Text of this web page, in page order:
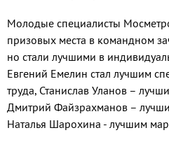
Молодые специалисты
призовых места в командном
но стали лучшими в
Евгений Емелин стал лучшим
труда, Станислав Уланов –
Дмитрий Файзрахманов –
Наталья Шарохина - лучшим